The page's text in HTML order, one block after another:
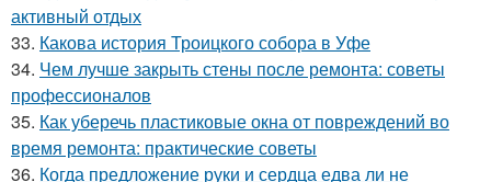
активный отдых
33. Какова история Троицкого собора в Уфе
34. Чем лучше закрыть стены после ремонта: советы
профессионалов
35. Как уберечь пластиковые окна от повреждений во
время ремонта: практические советы
36. Когда предложение руки и сердца едва ли не